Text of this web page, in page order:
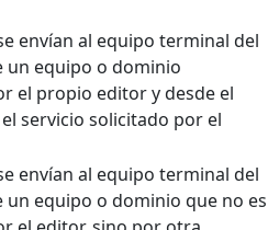
envían al equipo terminal del
un equipo o dominio
el propio editor y desde el
servicio solicitado por el
envían al equipo terminal del
un equipo o dominio que no es